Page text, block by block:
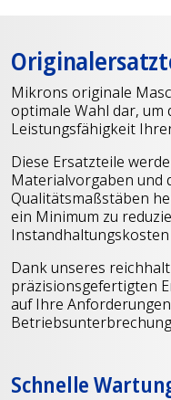
Mikrons originale
optimale Wahl dar, um
Leistungsfähigkeit
Diese Ersatzteile
Materialvorgaben und
Qualitätsmaßstäben
ein Minimum zu
Dank unseres
präzisionsgefertigten
auf Ihre
Schnelle